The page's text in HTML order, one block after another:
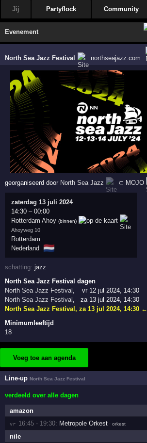
Jij Partyflock Community
Evenement
North Sea Jazz Festival northseajazz.com
georganiseerd door North Sea Jazz ⊂ MOJO
zaterdag 13 juli 2024
14:30 –00:00
Rotterdam Ahoy (binnen)
Ahoyweg 10
Rotterdam
Nederland 🇳🇱
schatting:jazz
North Sea Jazz Festival dagen
North Sea Jazz Festival ,
vr 12 jul 2024, 14:30
North Sea Jazz Festival ,
za 13 jul 2024, 14:30
North Sea Jazz Festival ,za 13 jul 2024, 14:30 ←
Minimumleeftijd
18
Voeg toe aan agenda
Line-upNorth Sea Jazz Festival
verdeeld over alle dagen
amazon
vr 16:45 - 19:30: Metropole Orkest · orkest
nile